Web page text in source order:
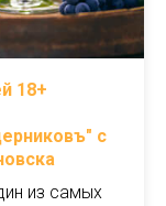
18+
с
из самых